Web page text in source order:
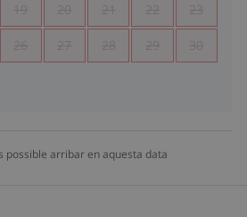
19 20 21 22 23
26 27 28 29 30
possible arribar en aquesta data